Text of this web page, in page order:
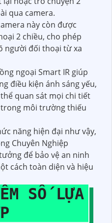
qua camera.
này còn được
2 chiều, cho phép
người đối thoại từ xa
ngoại Smart IR giúp
điều kiện ánh sáng yếu,
quan sát mọi chi tiết
môi trường thiếu
năng hiện đại như vậy,
Chuyên Nghiệp
để bảo vệ an ninh
cách toàn diện và hiệu
SỐ LỰA